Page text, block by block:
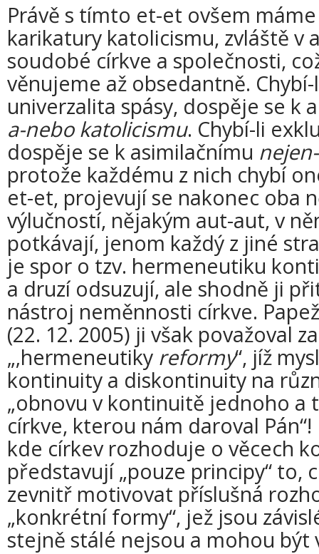
Právě s tímto et-et ovšem
karikatury katolicismu, zvláště v
soudobé církve a společnosti,
věnujeme až obsedantně.
univerzalita spásy, dospěje se k
a-nebo katolicismu. Chybí-li
dospěje se k asimilačnímu
protože každému z nich chybí
et-et, projevují se nakonec oba
výlučností, nějakým aut-aut, v
potkávají, jenom každý z jiné
je spor o tzv. hermeneutiku
a druzí odsuzují, ale shodně ji
nástroj neměnnosti církve.
(22. 12. 2005) ji však považoval
„‚hermeneutiky reformy“, jíž
kontinuity a diskontinuity na
„obnovu v kontinuitě jednoho a
církve, kterou nám daroval
kde církev rozhoduje o věcech
představují „pouze principy“ to,
zevnitř motivovat příslušná
„konkrétní formy“, jež jsou
stejně stálé nejsou a mohou být